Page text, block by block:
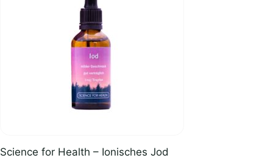
Science for Health – Ionisches Jod